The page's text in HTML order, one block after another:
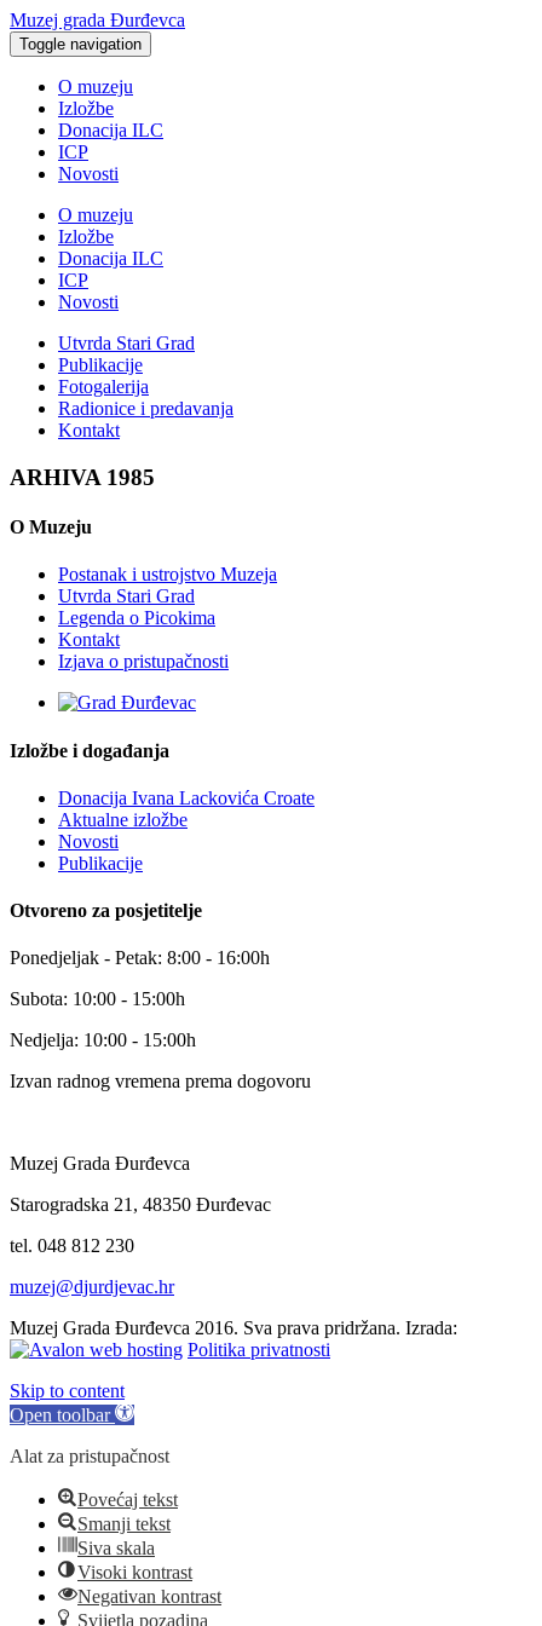
Muzej grada Đurđevca
Toggle navigation
O muzeju
Izložbe
Donacija ILC
ICP
Novosti
O muzeju
Izložbe
Donacija ILC
ICP
Novosti
Utvrda Stari Grad
Publikacije
Fotogalerija
Radionice i predavanja
Kontakt
ARHIVA 1985
O Muzeju
Postanak i ustrojstvo Muzeja
Utvrda Stari Grad
Legenda o Picokima
Kontakt
Izjava o pristupačnosti
Izložbe i događanja
Donacija Ivana Lackovića Croate
Aktualne izložbe
Novosti
Publikacije
Otvoreno za posjetitelje
Ponedjeljak - Petak: 8:00 - 16:00h
Subota: 10:00 - 15:00h
Nedjelja: 10:00 - 15:00h
Izvan radnog vremena prema dogovoru
Muzej Grada Đurđevca
Starogradska 21, 48350 Đurđevac
tel. 048 812 230
muzej@djurdjevac.hr
Muzej Grada Đurđevca 2016. Sva prava pridržana. Izrada:
Politika privatnosti
Skip to content
Open toolbar
Alat za pristupačnost
Povećaj tekst
Smanji tekst
Siva skala
Visoki kontrast
Negativan kontrast
Svijetla pozadina